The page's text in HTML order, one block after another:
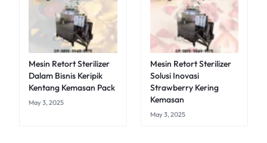
Mesin Retort Sterilizer
Dalam Bisnis Keripik
Kentang Kemasan Pack
May 3, 2025
Mesin Retort Sterilizer
Solusi Inovasi
Strawberry Kering
Kemasan
May 3, 2025